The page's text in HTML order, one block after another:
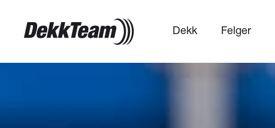
Dekk Felger